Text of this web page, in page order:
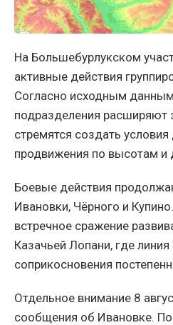
На Большебурлукском
активные действия
Согласно исходным
подразделения расширяют
стремятся создать
продвижения по высотам и
Боевые действия
Ивановки, Чёрного и
встречное сражение
Казачьей Лопани, где линия
соприкосновения
Отдельное внимание 8
сообщения об Ивановке.